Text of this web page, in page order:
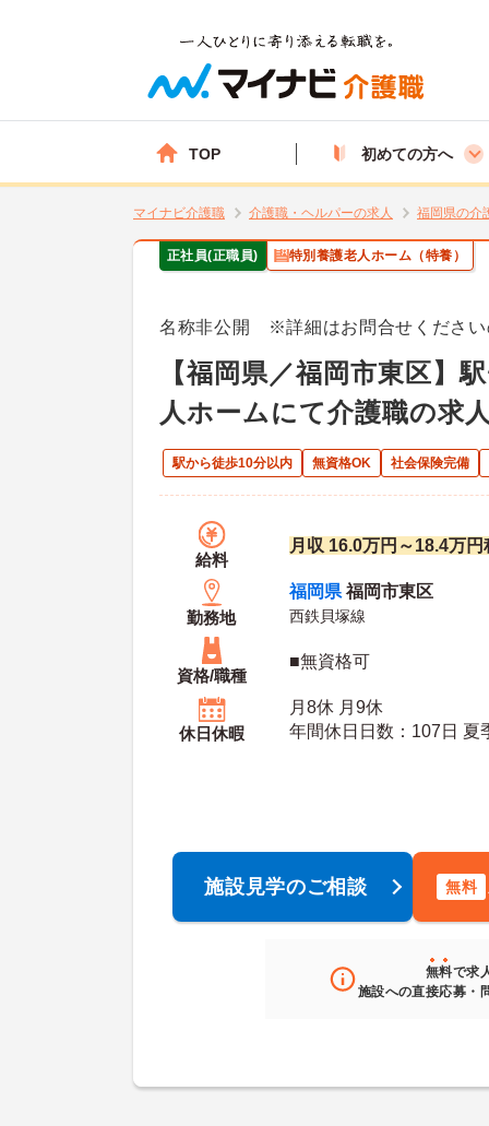
TOP 初めての方へ
マイナビ介護職 介護職・ヘルパーの求人 福岡県の介
正社員(正職員) 特別養護老人ホーム（特養）
名称非公開 ※詳細はお問合せください
【福岡県／福岡市東区】
人ホームにて介護職の求
駅から徒歩10分以内 無資格OK 社会保険完備
給料
月収 16.0万円～18.4万
勤務地
福岡県 福岡市東区
西鉄貝塚線
資格/職種
■無資格可
休日休暇
月8休 月9休
年間休日日数：107日 夏季休暇日数：2日 初年
施設見学のご相談 無料
無料で求
施設への直接応募・